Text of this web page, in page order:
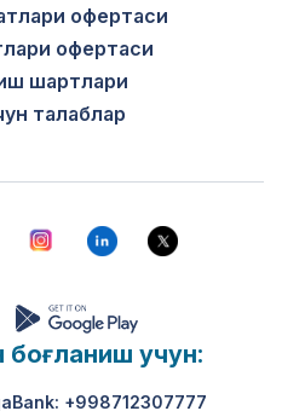
офертаси
офертаси
шартлари
талаблар
боғланиш учун:
+998712307777